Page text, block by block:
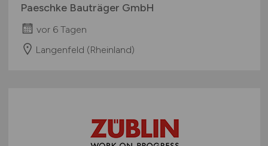
Paeschke Bauträger GmbH
vor 6 Tagen
Langenfeld (Rheinland)